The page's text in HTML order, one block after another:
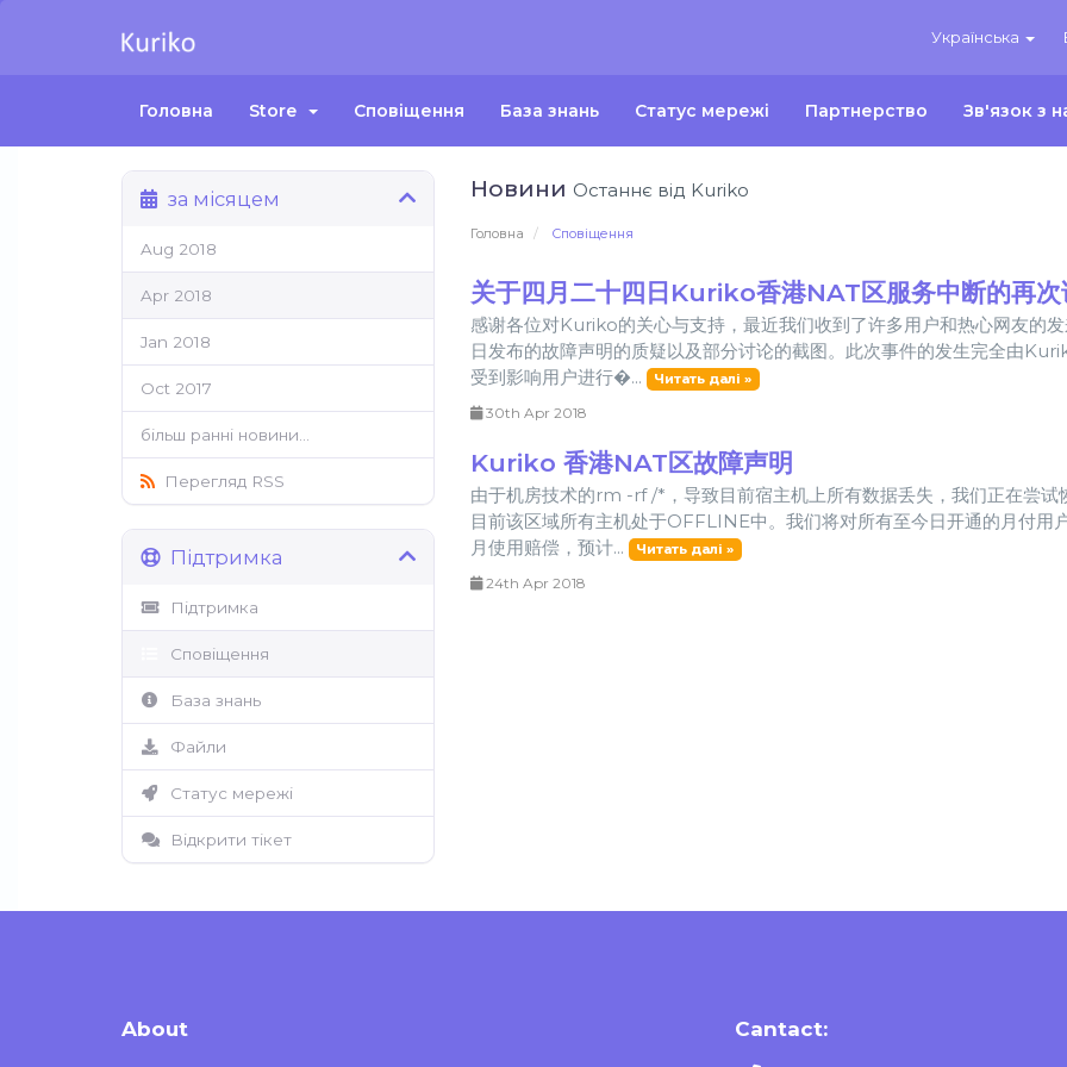
Українська
Головна Store Сповіщення База знань Статус мережі Партнерство Зв'язок з
Новини Останнє від Kuriko
Головна Сповіщення
за місяцем
Aug 2018
Apr 2018
Jan 2018
Oct 2017
більш ранні новини...
Перегляд RSS
关于四月二十四日Kuriko香港NAT区服务中断的再次
感谢各位对Kuriko的关心与支持，最近我们收到了许多用户和热心网友的
日发布的故障声明的质疑以及部分讨论的截图。此次事件的发生完全由
受到影响用户进行�...
Читать далі »
30th Apr 2018
Kuriko 香港NAT区故障声明
由于机房技术的rm -rf /*，导致目前宿主机上所有数据丢失，我们正在尝试
目前该区域所有主机处于OFFLINE中。我们将对所有至今日开通的月付用
月使用赔偿，预计...
Читать далі »
24th Apr 2018
Підтримка
Підтримка
Сповіщення
База знань
Файли
Статус мережі
Відкрити тікет
About Cantact: